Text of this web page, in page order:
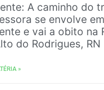
A caminho do
se envolve em
e vai a obito na
do Rodrigues, RN
»